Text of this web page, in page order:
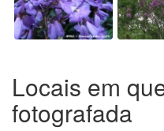
Locais em
fotografada